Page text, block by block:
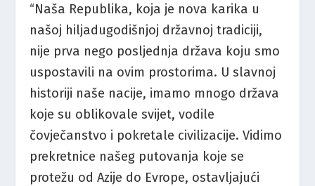
“Naša Republika, koja je nova karika u
našoj hiljadugodišnjoj državnoj tradiciji,
nije prva nego posljednja država koju smo
uspostavili na ovim prostorima. U slavnoj
historiji naše nacije, imamo mnogo država
koje su oblikovale svijet, vodile
čovječanstvo i pokretale civilizacije. Vidimo
prekretnice našeg putovanja koje se
protežu od Azije do Evrope, ostavljajući